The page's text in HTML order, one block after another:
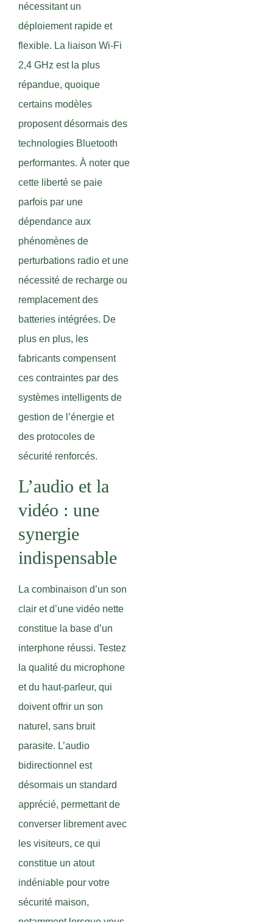
nécessitant un
déploiement rapide et
flexible. La liaison Wi-Fi
2,4 GHz est la plus
répandue, quoique
certains modèles
proposent désormais des
technologies Bluetooth
performantes. À noter que
cette liberté se paie
parfois par une
dépendance aux
phénomènes de
perturbations radio et une
nécessité de recharge ou
remplacement des
batteries intégrées. De
plus en plus, les
fabricants compensent
ces contraintes par des
systèmes intelligents de
gestion de l’énergie et
des protocoles de
sécurité renforcés.
L’audio et la
vidéo : une
synergie
indispensable
La combinaison d’un son
clair et d’une vidéo nette
constitue la base d’un
interphone réussi. Testez
la qualité du microphone
et du haut-parleur, qui
doivent offrir un son
naturel, sans bruit
parasite. L’audio
bidirectionnel est
désormais un standard
apprécié, permettant de
converser librement avec
les visiteurs, ce qui
constitue un atout
indéniable pour votre
sécurité maison,